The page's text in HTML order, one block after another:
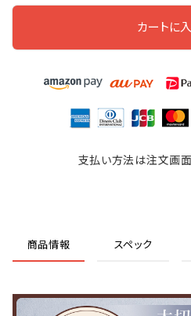
カートに
支払い方法は注文画面
商品情報 スペック